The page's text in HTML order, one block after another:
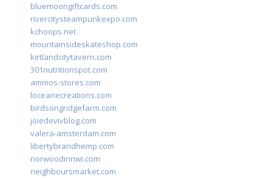
bluemoongiftcards.com
rivercitysteampunkexpo.com
kchoops.net
mountainsideskateshop.com
kirtlandcitytavern.com
301nutritionspot.com
ammos-stores.com
loceanecreations.com
birdsongridgefarm.com
joiedevivblog.com
valera-amsterdam.com
libertybrandhemp.com
norwoodinnwi.com
neighboursmarket.com